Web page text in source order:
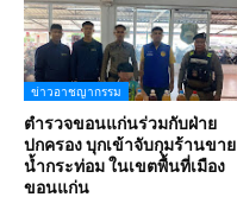
ข่าวอาชญากรรม
ตำรวจขอนแก่นร่วมกับฝ่าย
ปกครอง บุกเข้าจับกุมร้านขาย
น้ำกระท่อม ในเขตพื้นที่เมือง
ขอนแก่น